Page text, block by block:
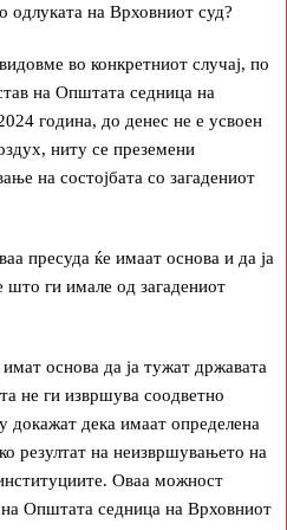
одлуката на Врховниот суд?
во конкретниот случај, по
на Општата седница на
година, до денес не е усвоен
ниту се преземени
на состојбата со загадениот
пресуда ќе имаат основа и да ја
што ги имале од загадениот
основа да ја тужат државата
не ги извршува соодветно
докажат дека имаат определена
резултат на неизвршувањето на
Оваа можност
Општата седница на Врховниот